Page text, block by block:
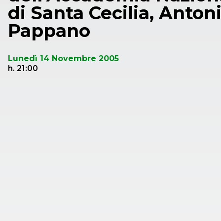
di Santa Cecilia,
Pappano
Lunedì 14 Novembre 2005
h. 21:00